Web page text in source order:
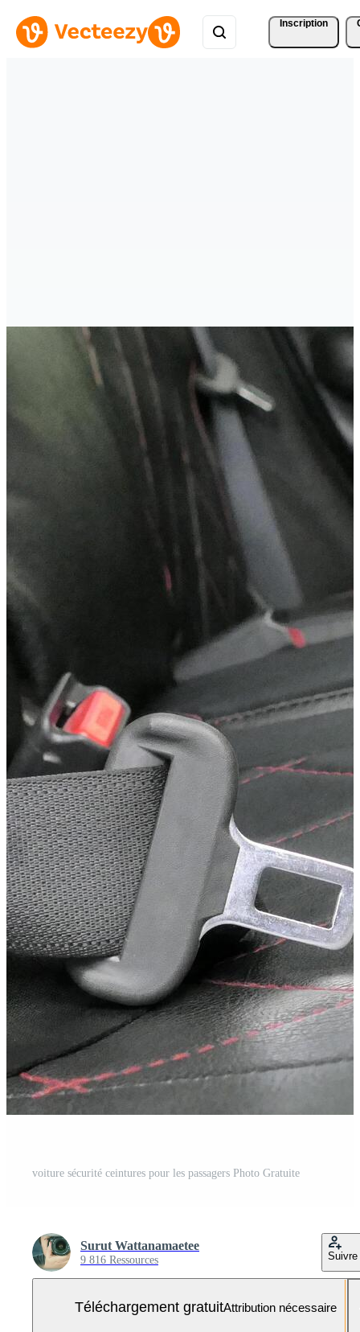
Inscription
voiture sécurité ceintures pour les passagers Photo Gratuite
Surut Wattanamaetee
9 816 Ressources Suivre
Téléchargement gratuitAttribution nécessaire